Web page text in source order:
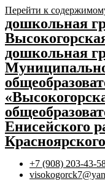
Перейти к
дошкольная
дошкольная
Енисейского
+7 (908) 203-43-